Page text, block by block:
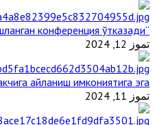
“Ал-Азҳар” Таиландда динларнинг тинч-тотув яшашга тарғиб этишига бағишланган конференция ўтказади
تموز 12, 2024
айланиш имкониятига эга
تموز 11, 2024